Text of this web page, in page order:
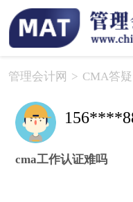
管理会计网 > CMA答疑
cma工作认证难吗